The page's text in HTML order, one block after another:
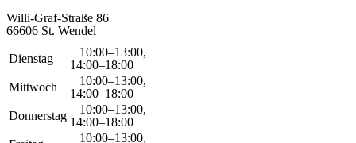
Willi-Graf-Straße 86
66606 St. Wendel
Dienstag
10:00–13:00,
14:00–18:00
Mittwoch
10:00–13:00,
14:00–18:00
Donnerstag
10:00–13:00,
14:00–18:00
10:00–13:00,